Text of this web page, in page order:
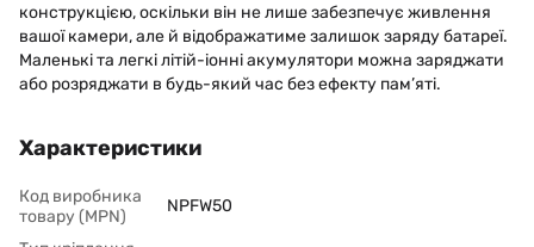
конструкцією, оскільки він не лише забезпечує живлення
вашої камери, але й відображатиме залишок заряду батареї.
Маленькі та легкі літій-іонні акумулятори можна заряджати
або розряджати в будь-який час без ефекту пам’яті.
Характеристики
Код виробника
товару (MPN)
NPFW50